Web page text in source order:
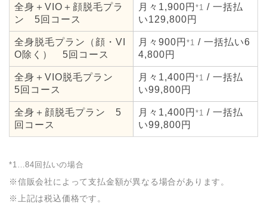
全身＋VIO＋顔脱毛プラ
ン 5回コース
月々1,900円 *1 / 一括払
い129,800円
全身脱毛プラン（顔・VI
O除く） 5回コース
月々900円 *1 / 一括払い6
4,800円
全身＋VIO脱毛プラン
5回コース
月々1,400円 *1 / 一括払
い99,800円
全身＋顔脱毛プラン 5
回コース
月々1,400円 *1 / 一括払
い99,800円
*1…84回払いの場合
※信販会社によって支払金額が異なる場合があります。
※上記は税込価格です。